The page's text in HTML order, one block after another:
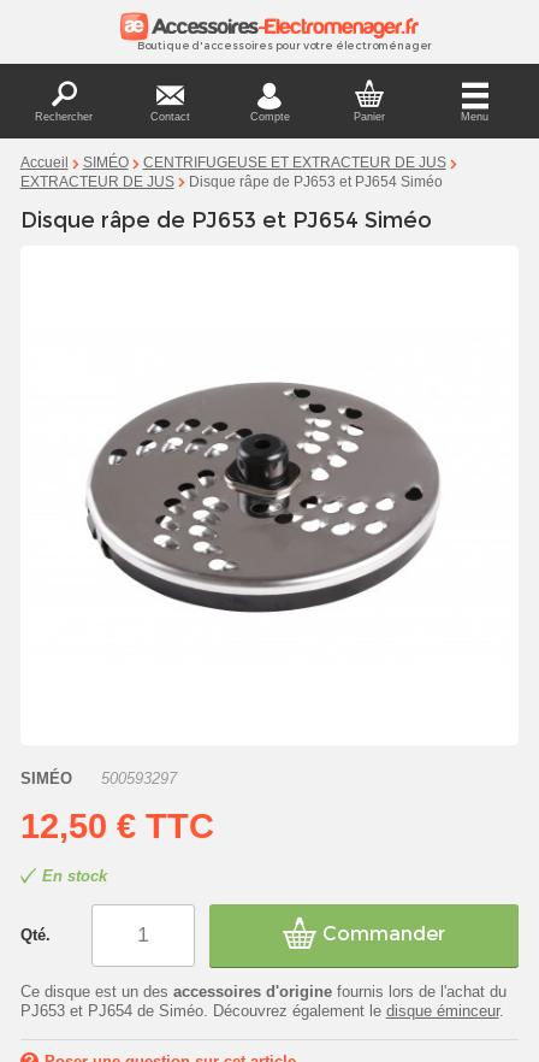
Boutique d'accessoires pour votre électroménager
Rechercher Contact Compte Panier Menu
Accueil SIMÉO
CENTRIFUGEUSE ET EXTRACTEUR DE JUS
EXTRACTEUR DE JUS
Disque râpe de PJ653 et PJ654 Siméo
Disque râpe de PJ653 et PJ654 Siméo
SIMÉO 500593297
12,50 € TTC
En stock
Qté. Commander
Ce disque est un des accessoires d'originefournis lors de l'achat du
PJ653 et PJ654 de Siméo. Découvrez également le disque éminceur.